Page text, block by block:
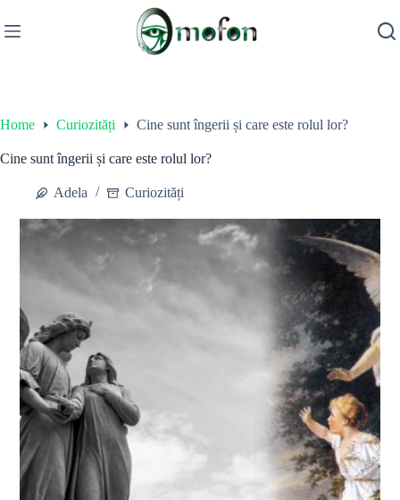
to
content
Home Curiozități Cine sunt îngerii și care este rolul lor?
Cine sunt îngerii și care este rolul lor?
Adela Curiozități